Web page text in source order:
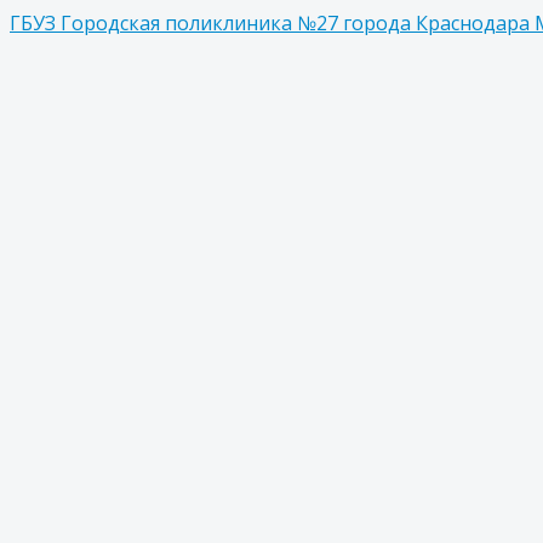
ГБУЗ Городская поликлиника №27 города Краснодара